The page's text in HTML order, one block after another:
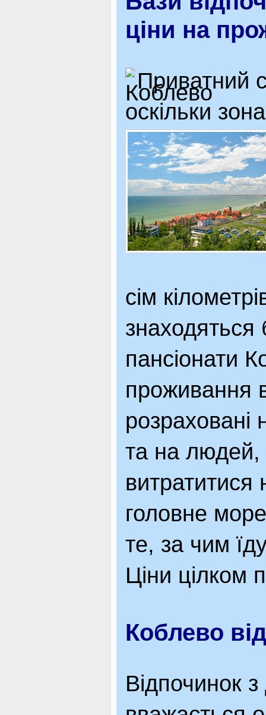
ціни на
Приватний
оскільки
сім
знаходяться
пансіонати
проживання
та на людей,
витратитися
головне
те, за чим
Ціни цілком
Коблево
Відпочинок